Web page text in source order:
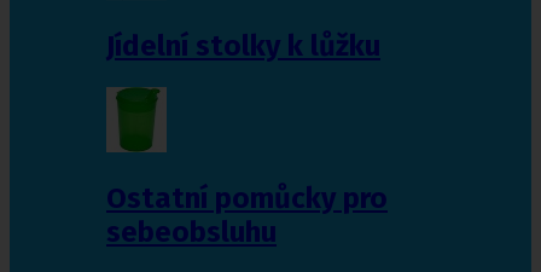
Jídelní stolky k lůžku
Ostatní pomůcky pro
sebeobsluhu